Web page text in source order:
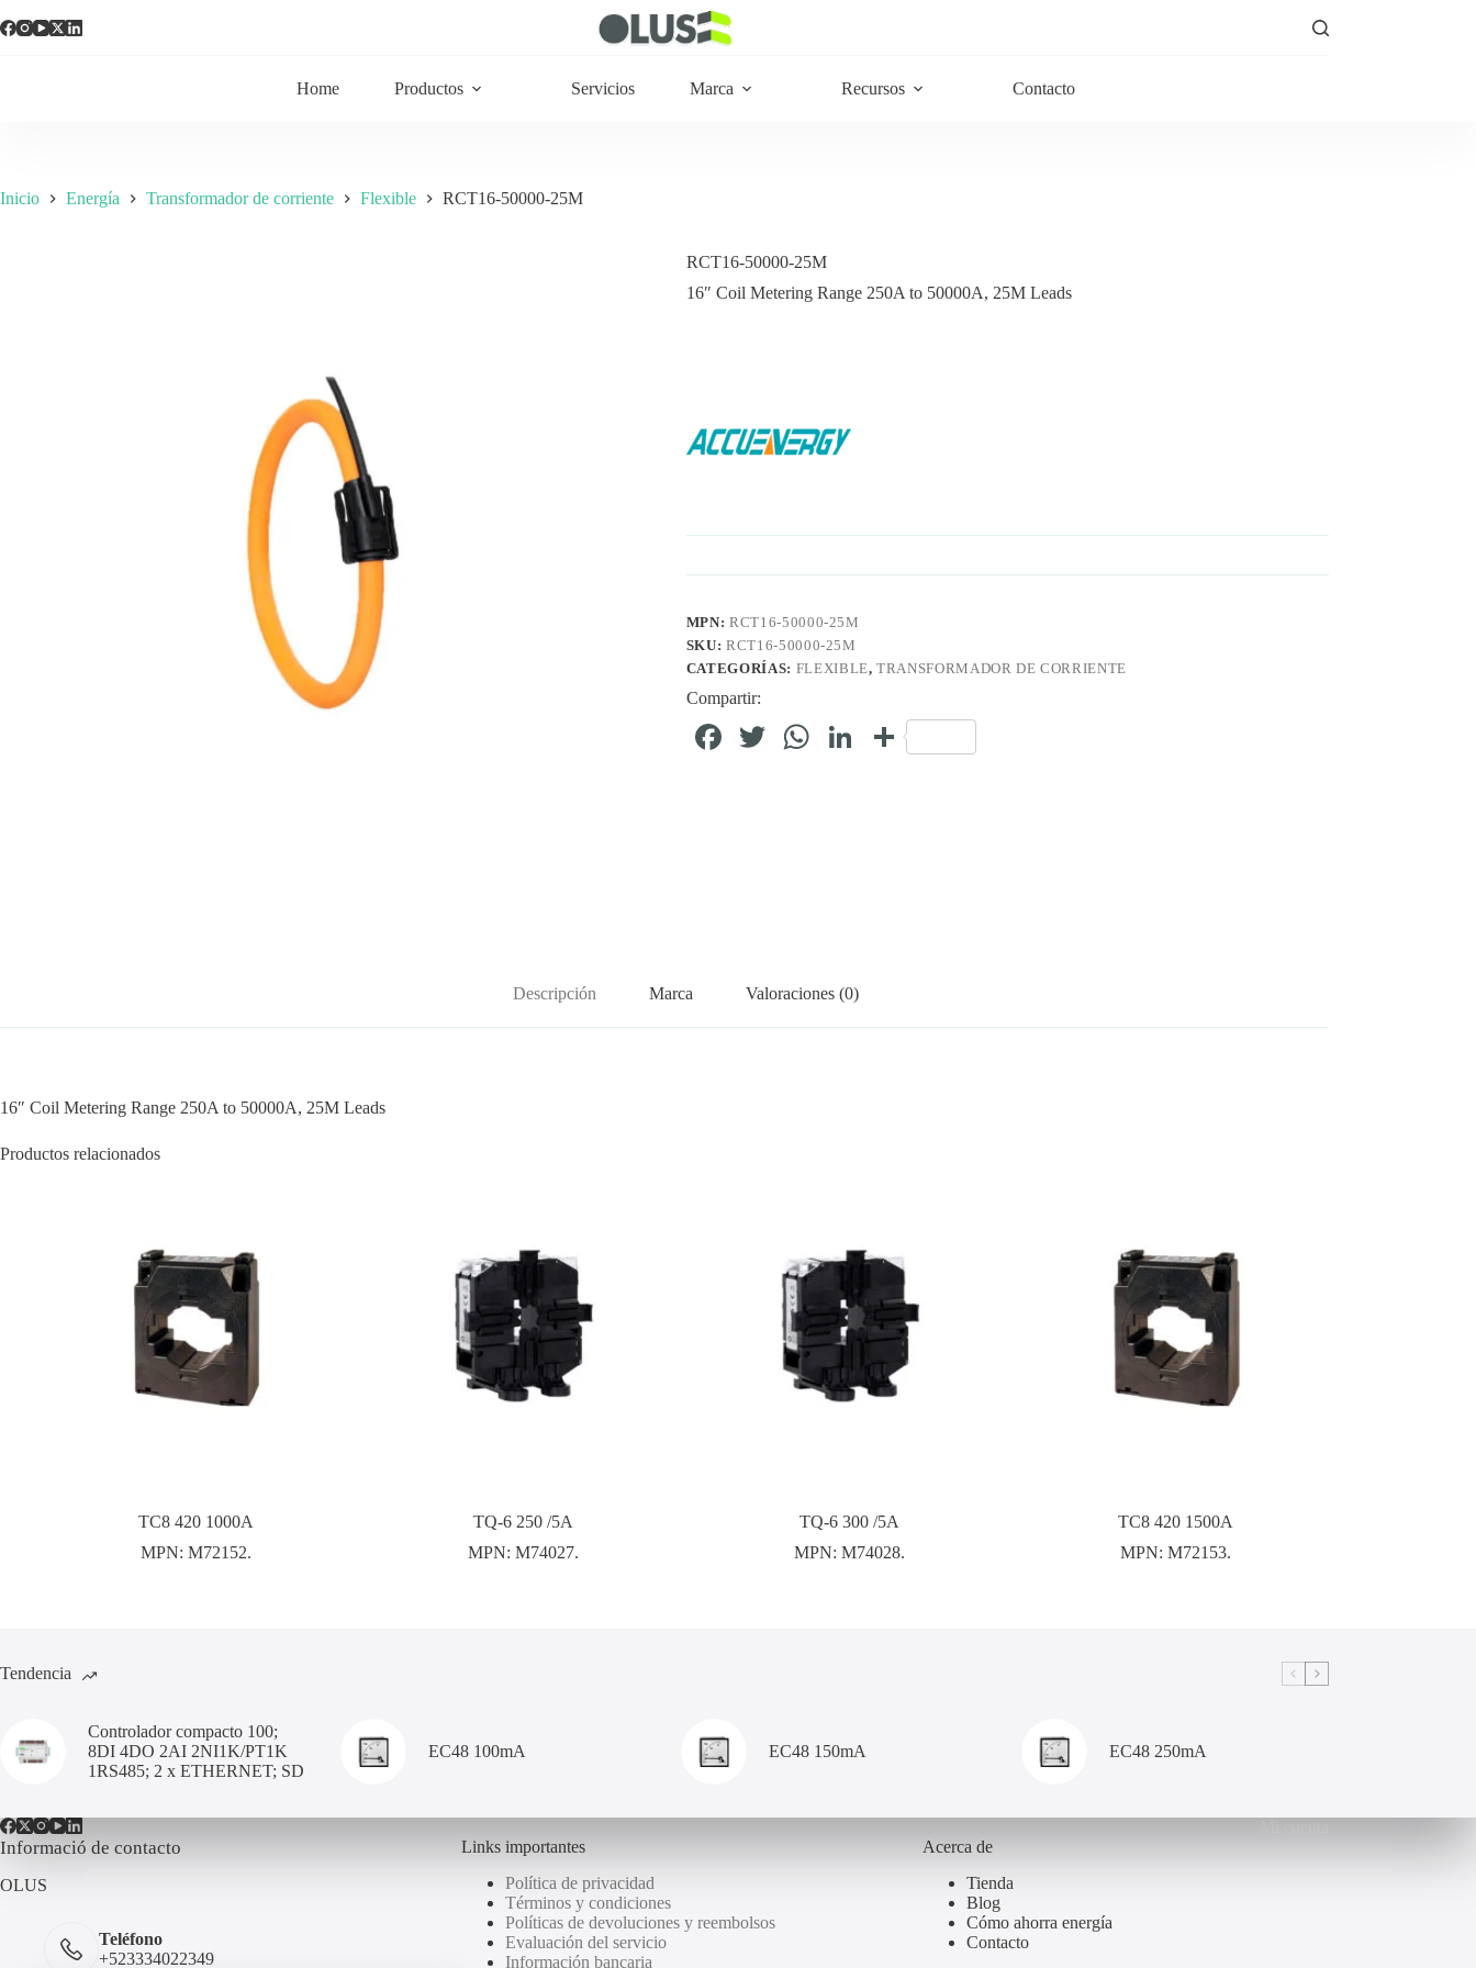
Home Productos Servicios Marca Recursos Contacto
Inicio Energía Transformador de corriente Flexible RCT16-50000-25M
RCT16-50000-25M
16″ Coil Metering Range 250A to 50000A, 25M Leads
MPN:RCT16-50000-25M
SKU:RCT16-50000-25M
CATEGORÍAS: FLEXIBLE,TRANSFORMADOR DE CORRIENTE
Compartir:
Fa T
W
Li C
Descripción Marca Valoraciones (0)
16″ Coil Metering Range 250A to 50000A, 25M Leads
Productos relacionados
TC8 420 1000A
MPN:M72152.
TQ-6 250 /5A
MPN: M74027.
TQ-6 300 /5A
MPN: M74028.
TC8 420 1500A
MPN:M72153.
Tendencia
Controlador compacto 100;
8DI 4DO 2AI 2NI1K/PT1K
1RS485; 2 x ETHERNET; SD
EC48 100mA EC48 150mA EC48 250mA
Informació de contacto
OLUS
Teléfono
+523334022349
Links importantes
Política de privacidad
Términos y condiciones
Políticas de devoluciones y reembolsos
Evaluación del servicio
Información bancaria
Acerca de
Tienda
Blog
Cómo ahorra energía
Contacto